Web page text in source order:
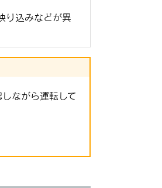
り込みなどが異
ながら運転して